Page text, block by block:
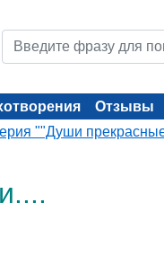
Отзывы
""Души